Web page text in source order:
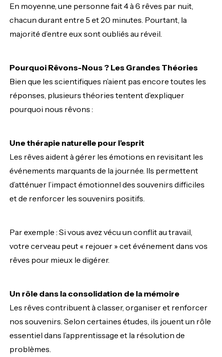
En moyenne, une personne fait 4 à 6 rêves par nuit,
chacun durant entre 5 et 20 minutes. Pourtant, la
majorité d’entre eux sont oubliés au réveil.
Pourquoi Rêvons-Nous ? Les Grandes Théories
Bien que les scientifiques n’aient pas encore toutes les
réponses, plusieurs théories tentent d’expliquer
pourquoi nous rêvons :
Une thérapie naturelle pour l’esprit
Les rêves aident à gérer les émotions en revisitant les
événements marquants de la journée. Ils permettent
d’atténuer l’impact émotionnel des souvenirs difficiles
et de renforcer les souvenirs positifs.
Par exemple : Si vous avez vécu un conflit au travail,
votre cerveau peut « rejouer » cet événement dans vos
rêves pour mieux le digérer.
Un rôle dans la consolidation de la mémoire
Les rêves contribuent à classer, organiser et renforcer
nos souvenirs. Selon certaines études, ils jouent un rôle
essentiel dans l’apprentissage et la résolution de
problèmes.